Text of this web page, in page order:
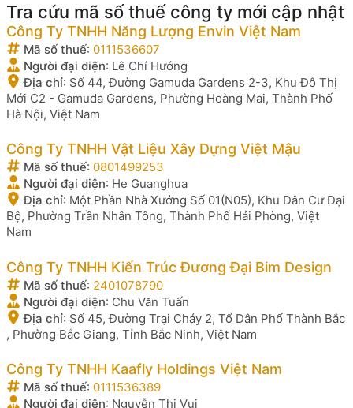
Tra cứu mã số thuế công ty mới cập nhật
Công Ty TNHH Năng Lượng Envin Việt Nam
Mã số thuế: 0111536607
Người đại diện: Lê Chí Hướng
Địa chỉ: Số 44, Đường Gamuda Gardens 2-3, Khu Đô Thị
Mới C2 - Gamuda Gardens, Phường Hoàng Mai, Thành Phố
Hà Nội, Việt Nam
Công Ty TNHH Vật Liệu Xây Dựng Việt Mậu
Mã số thuế: 0801499253
Người đại diện: He Guanghua
Địa chỉ: Một Phần Nhà Xưởng Số 01(N05), Khu Dân Cư Đại
Bộ, Phường Trần Nhân Tông, Thành Phố Hải Phòng, Việt
Nam
Công Ty TNHH Kiến Trúc Đương Đại Bim Design
Mã số thuế: 2401078790
Người đại diện: Chu Văn Tuấn
Địa chỉ: Số 45, Đường Trại Cháy 2, Tổ Dân Phố Thành Bắc
, Phường Bắc Giang, Tỉnh Bắc Ninh, Việt Nam
Công Ty TNHH Kaafly Holdings Việt Nam
Mã số thuế: 0111536389
Người đại diện: Nguyễn Thị Vui